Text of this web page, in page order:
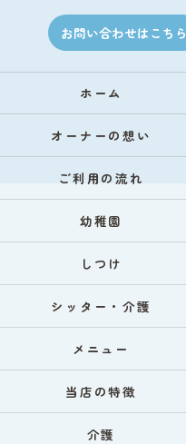
お問い合わせはこちら
ホーム
オーナーの想い
ご利用の流れ
幼稚園
しつけ
シッター・介護
メニュー
当店の特徴
介護